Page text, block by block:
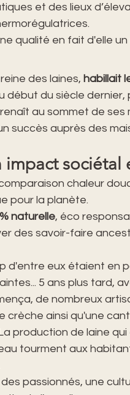
et des lieux
qualité en fait d'elle un
des laines, habillait
début du siècle dernier,
au sommet de
succès auprès des
impact sociétal
chaleur
pour la planète.
naturelle, éco
des savoir-faire
d'entre eux étaient en
5 ans plus tard,
de nombreux
crèche ainsi qu'une
production de laine
tourment aux
passionnés, une